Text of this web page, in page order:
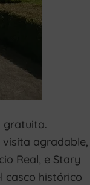
gratuita.
visita agradable,
Real, e Stary
casco histórico